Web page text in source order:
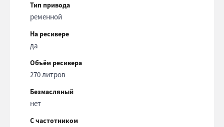
Тип привода
ременной
На ресивере
да
Объём ресивера
270 литров
Безмасляный
нет
С частотником